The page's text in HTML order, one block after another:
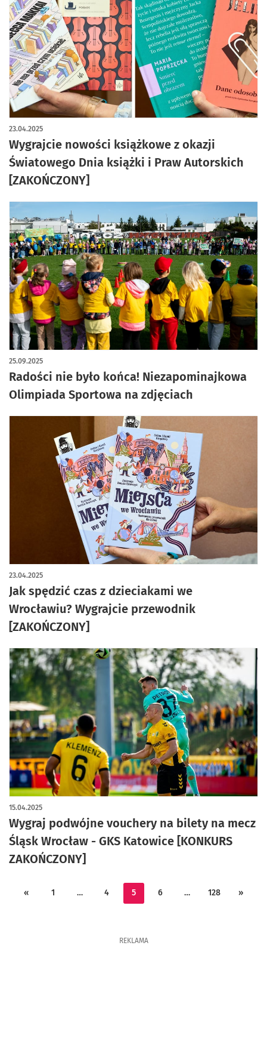
Wygrajcie nowości książkowe z okazji
Światowego Dnia książki i Praw Autorskich
[ZAKOŃCZONY]
23.04.2025
Radości nie było końca! Niezapominajkowa
Olimpiada Sportowa na zdjęciach
25.09.2025
Jak spędzić czas z dzieciakami we
Wrocławiu? Wygrajcie przewodnik
[ZAKOŃCZONY]
23.04.2025
Wygraj podwójne vouchery na bilety na mecz
Śląsk Wrocław - GKS Katowice [KONKURS
ZAKOŃCZONY]
15.04.2025
« 1 … 4 5 6 … 128 »
REKLAMA